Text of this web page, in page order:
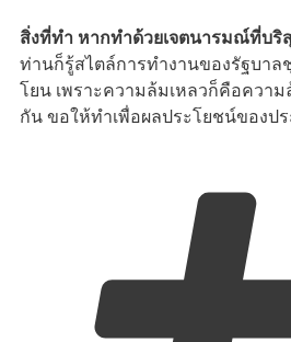
สิ่งที่ทำ หากทำด้วยเจตนารมณ์ที่บริ
ท่านก็รู้สไตล์การทำงานของรัฐบา
โยน เพราะความล้มเหลวก็คือควา
กัน ขอให้ทำเพื่อผลประโยชน์ของป